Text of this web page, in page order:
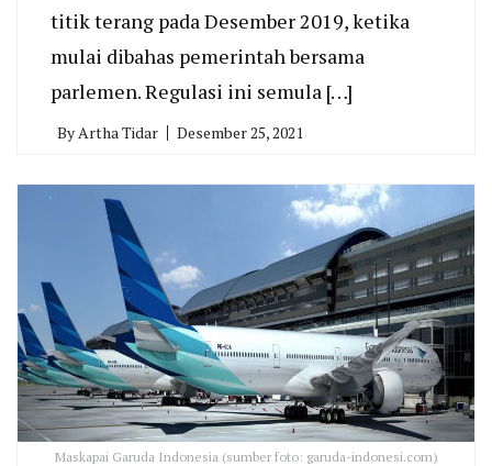
titik terang pada Desember 2019, ketika
mulai dibahas pemerintah bersama
parlemen. Regulasi ini semula […]
By Artha Tidar Desember 25, 2021
Maskapai Garuda Indonesia (sumber foto: garuda-indonesi.com)